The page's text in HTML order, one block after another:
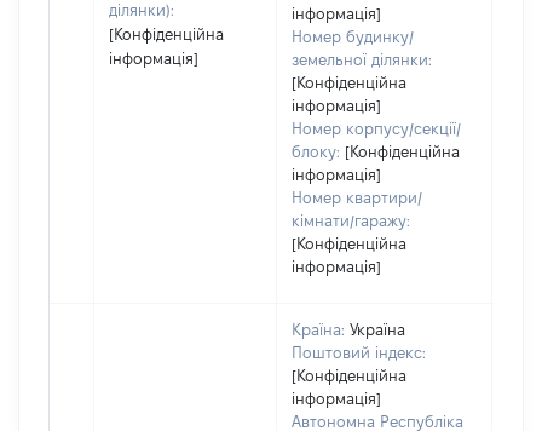
ділянки):
[Конфіденційна
інформація]
інформація]
Номер будинку/
земельної ділянки:
[Конфіденційна
інформація]
Номер корпусу/секції/
блоку: [Конфіденційна
інформація]
Номер квартири/
кімнати/гаражу:
[Конфіденційна
інформація]
Країна: Україна
Поштовий індекс:
[Конфіденційна
інформація]
Автономна Республіка